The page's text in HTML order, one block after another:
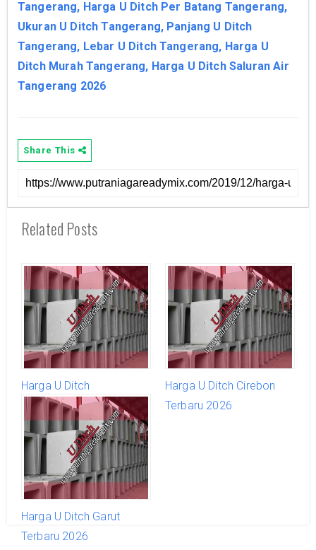
Tangerang, Harga U Ditch Per Batang Tangerang,
Ukuran U Ditch Tangerang, Panjang U Ditch
Tangerang, Lebar U Ditch Tangerang, Harga U
Ditch Murah Tangerang, Harga U Ditch Saluran Air
Tangerang 2026
Share This
Related Posts
Harga U Ditch
Pangandaran Terbaru
2026
Harga U Ditch Cirebon
Terbaru 2026
Harga U Ditch Garut
Terbaru 2026